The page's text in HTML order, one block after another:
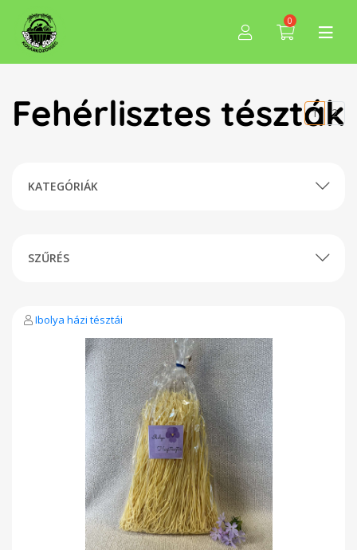
0
Fehérlisztes tészták
1 2
KATEGÓRIÁK
SZŰRÉS
Ibolya házi tésztái